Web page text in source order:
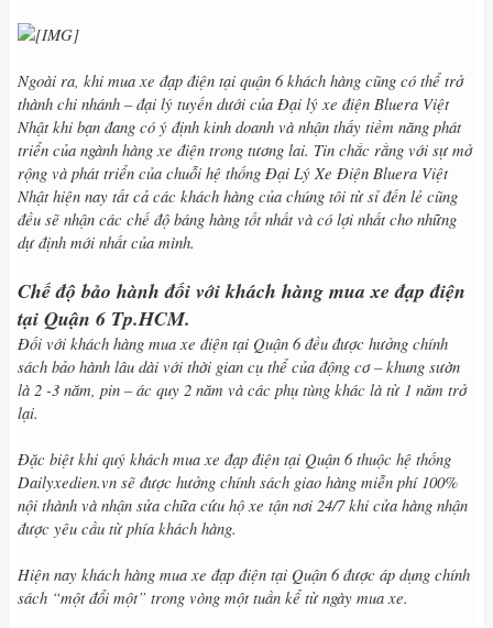
Ngoài ra, khi mua xe đạp điện tại quận 6 khách hàng cũng có thể trở
thành chi nhánh – đại lý tuyến dưới của Đại lý xe điện Bluera Việt
Nhật khi bạn đang có ý định kinh doanh và nhận thấy tiềm năng phát
triển của ngành hàng xe điện trong tương lai. Tin chắc rằng với sự mở
rộng và phát triển của chuỗi hệ thống Đại Lý Xe Điện Bluera Việt
Nhật hiện nay tất cả các khách hàng của chúng tôi từ sỉ đến lẻ cũng
đều sẽ nhận các chế độ báng hàng tốt nhất và có lợi nhất cho những
dự định mới nhất của mình.
Chế độ bảo hành đối với khách hàng mua xe đạp điện
tại Quận 6 Tp.HCM.
Đối với khách hàng mua xe điện tại Quận 6 đều được hưởng chính
sách bảo hành lâu dài với thời gian cụ thể của động cơ – khung sườn
là 2 -3 năm, pin – ác quy 2 năm và các phụ tùng khác là từ 1 năm trở
lại.
Đặc biệt khi quý khách mua xe đạp điện tại Quận 6 thuộc hệ thống
Dailyxedien.vn sẽ được hưởng chính sách giao hàng miễn phí 100%
nội thành và nhận sửa chữa cứu hộ xe tận nơi 24/7 khi cửa hàng nhận
được yêu cầu từ phía khách hàng.
Hiện nay khách hàng mua xe đạp điện tại Quận 6 được áp dụng chính
sách “một đổi một” trong vòng một tuần kể từ ngày mua xe.